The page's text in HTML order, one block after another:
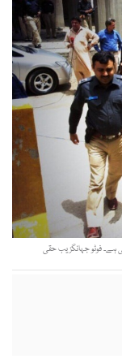
ہے۔ فوٹو جہانگزیب حقی